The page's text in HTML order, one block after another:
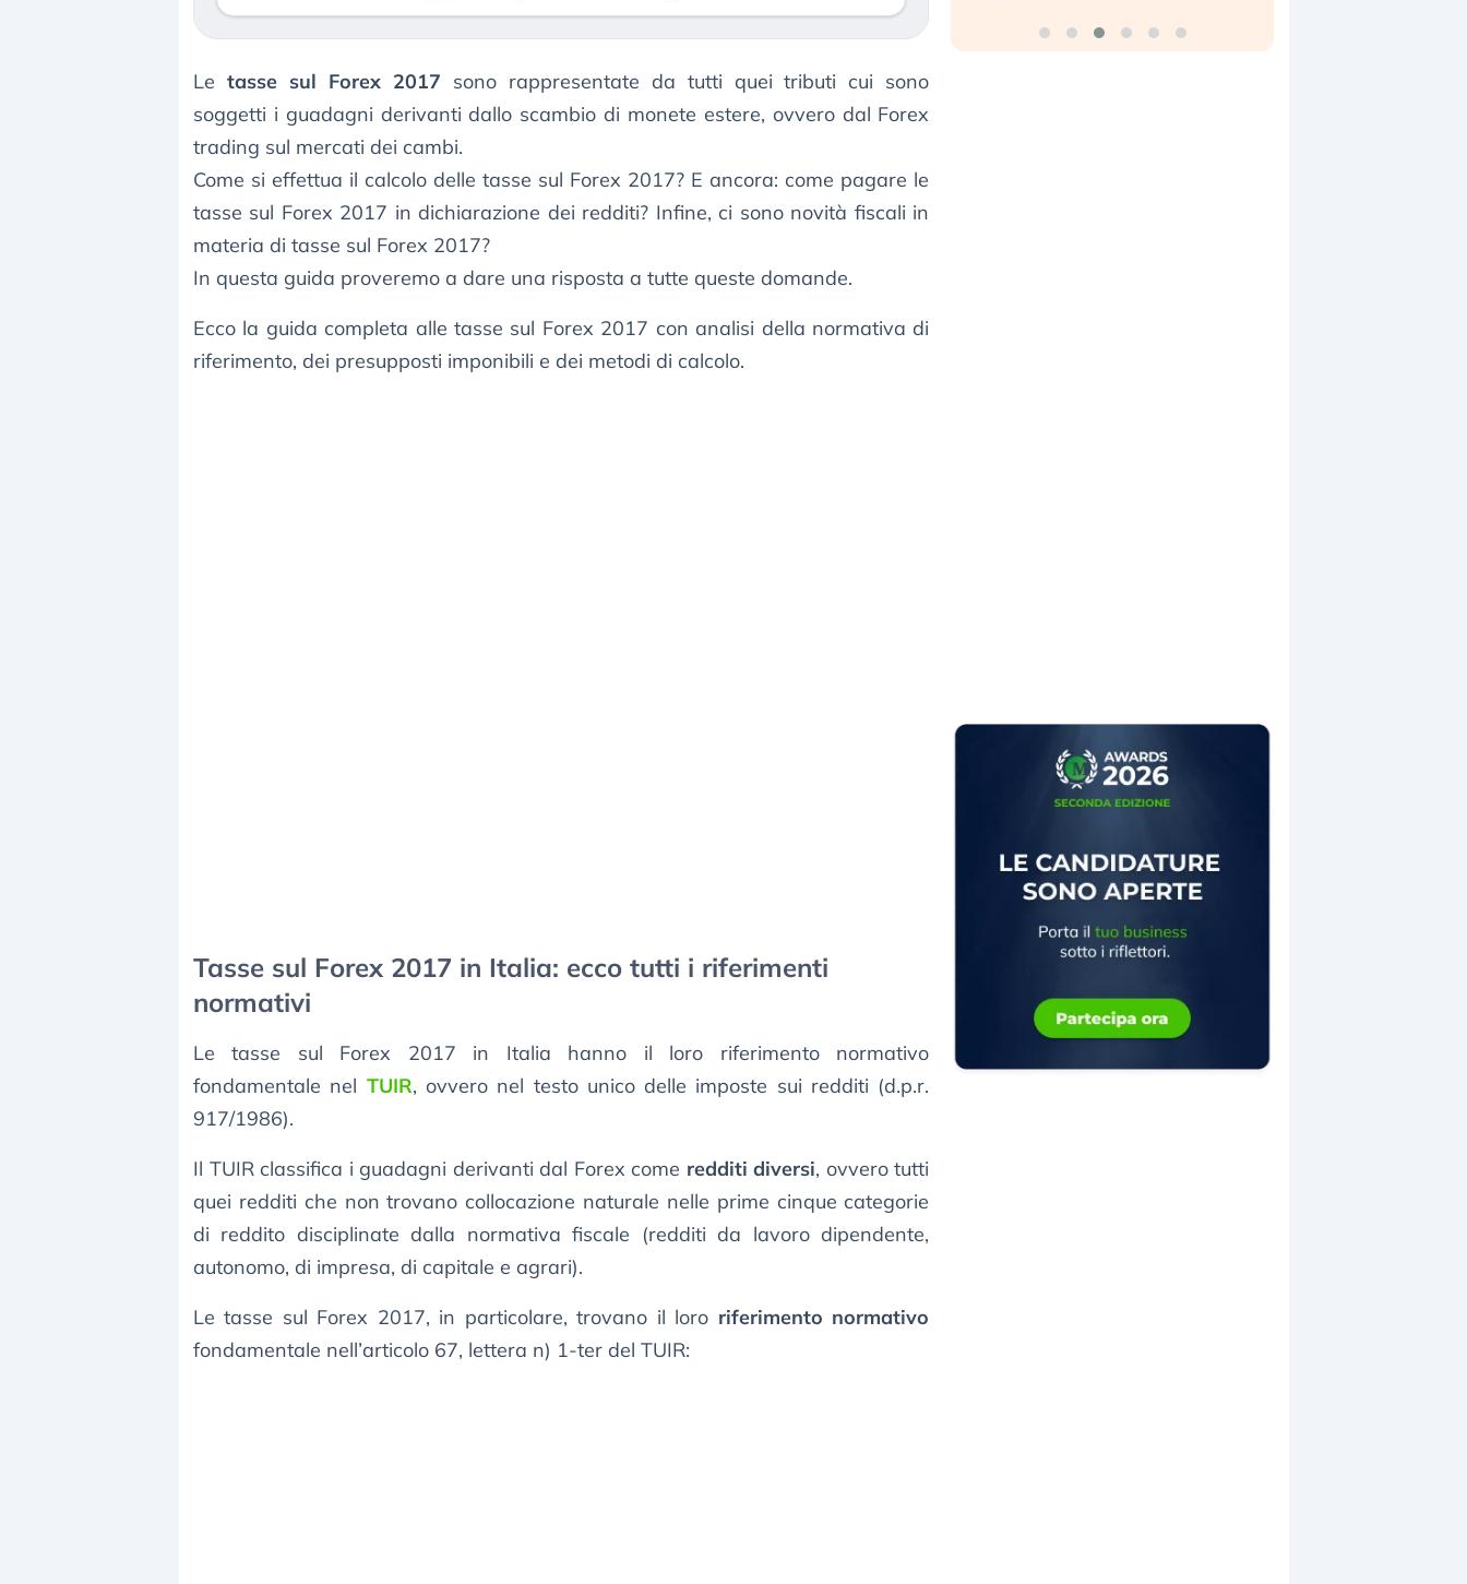
Le tasse sul Forex 2017 sono rappresentate da tutti quei tributi cui sono
soggetti i guadagni derivanti dallo scambio di monete estere, ovvero dal Forex
trading sul mercati dei cambi.
Come si effettua il calcolo delle tasse sul Forex 2017? E ancora: come pagare le
tasse sul Forex 2017 in dichiarazione dei redditi? Infine, ci sono novità fiscali in
materia di tasse sul Forex 2017?
In questa guida proveremo a dare una risposta a tutte queste domande.
Ecco la guida completa alle tasse sul Forex 2017 con analisi della normativa di
riferimento, dei presupposti imponibili e dei metodi di calcolo.
Tasse sul Forex 2017 in Italia: ecco tutti i riferimenti
normativi
Le tasse sul Forex 2017 in Italia hanno il loro riferimento normativo
fondamentale nel TUIR, ovvero nel testo unico delle imposte sui redditi (d.p.r.
917/1986).
Il TUIR classifica i guadagni derivanti dal Forex come redditi diversi, ovvero tutti
quei redditi che non trovano collocazione naturale nelle prime cinque categorie
di reddito disciplinate dalla normativa fiscale (redditi da lavoro dipendente,
autonomo, di impresa, di capitale e agrari).
Le tasse sul Forex 2017, in particolare, trovano il loro riferimento normativo
fondamentale nell’articolo 67, lettera n) 1-ter del TUIR: